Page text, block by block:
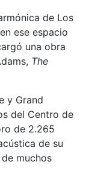
de Los
ese espacio
una obra
The
y Grand
del Centro de
de 2.265
de su
muchos